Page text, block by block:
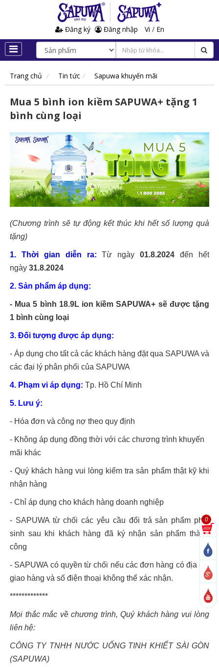
Đăng ký Đăng nhập Vi / En
Trang chủ Tin tức Sapuwa khuyến mãi
Mua 5 bình ion kiềm SAPUWA+ tặng 1
bình cùng loại
(Chương trình sẽ tự động kết thúc khi hết số lượng quà
tặng)
1. Thời gian diễn ra:Từ ngày01.8.2024đến hết
ngày 31.8.2024
2. Sản phẩm áp dụng:
- Mua 5 bình 18.9L ion kiềm SAPUWA+ sẽ được tặng
1 bình cùng loại
3. Đối tượng được áp dụng:
- Áp dụng cho tất cả các khách hàng đặt qua SAPUWA và
các đại lý phân phối của SAPUWA
4. Phạm vi áp dụng: Tp. Hồ Chí Minh
5. Lưu ý:
- Hóa đơn và công nợ theo quy định
- Không áp dụng đồng thời với các chương trình khuyến
mãi khác
- Quý khách hàng vui lòng kiểm tra sản phẩm thật kỹ khi
nhận hàng
- Chỉ áp dụng cho khách hàng doanh nghiệp
- SAPUWA từ chối các yêu cầu đổi trả sản phẩm phát
sinh sau khi khách hàng đã ký nhận sản phẩm thành
công
- SAPUWA có quyền từ chối nếu các đơn hàng có địa chỉ
giao hàng và số điện thoại không thể xác nhận.
*************
Mọi thắc mắc về chương trình, Quý khách hàng vui lòng
liên hệ:
CÔNG TY TNHH NƯỚC UỐNG TINH KHIẾT SÀI GÒN
(SAPUWA)
0